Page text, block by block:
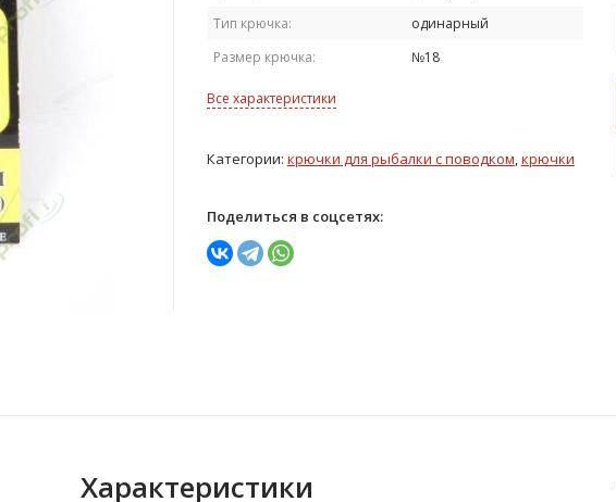
Тип крючка:
одинарный
Размер крючка:
№18
Все характеристики
Категории: крючки для рыбалки с поводком,крючки
Поделиться в соцсетях:
Характеристики